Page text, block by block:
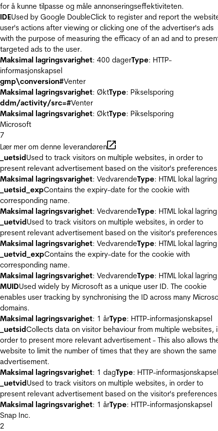
for å kunne tilpasse og måle annonseringseffektiviteten.
IDEUsed by Google DoubleClick to register and report the
user's actions after viewing or clicking one of the advertiser's ads
with the purpose of measuring the efficacy of an ad and to
targeted ads to the user.
Maksimal lagringsvarighet: 400 dagerType: HTTP-
informasjonskapsel
gmp\conversion#Venter
Maksimal lagringsvarighet: ØktType: Pikselsporing
ddm/activity/src=#Venter
Maksimal lagringsvarighet: ØktType: Pikselsporing
Microsoft
7
Lær mer om denne leverandøren
_uetsidUsed to track visitors on multiple websites, in order to
present relevant advertisement based on the visitor's
Maksimal lagringsvarighet: VedvarendeType: HTML lokal lagring
_uetsid_expContains the expiry-date for the cookie with
corresponding name.
Maksimal lagringsvarighet: VedvarendeType: HTML lokal lagring
_uetvidUsed to track visitors on multiple websites, in order to
present relevant advertisement based on the visitor's
Maksimal lagringsvarighet: VedvarendeType: HTML lokal lagring
_uetvid_expContains the expiry-date for the cookie with
corresponding name.
Maksimal lagringsvarighet: VedvarendeType: HTML lokal lagring
MUIDUsed widely by Microsoft as a unique user ID. The cookie
enables user tracking by synchronising the ID across many
domains.
Maksimal lagringsvarighet: 1 årType: HTTP-informasjonskapsel
_uetsidCollects data on visitor behaviour from multiple websites,
order to present more relevant advertisement - This also allows
website to limit the number of times that they are shown the same
advertisement.
Maksimal lagringsvarighet: 1 dagType: HTTP-informasjonskapsel
_uetvidUsed to track visitors on multiple websites, in order to
present relevant advertisement based on the visitor's
Maksimal lagringsvarighet: 1 årType: HTTP-informasjonskapsel
Snap Inc.
2